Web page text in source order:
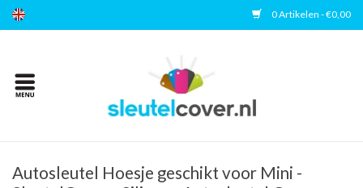
0 Artikelen - €0,00
Home
Accessoires
Autosleutel Hoesje geschikt voor Mini -